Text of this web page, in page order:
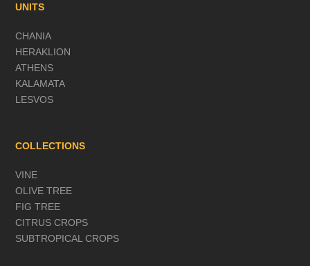
UNITS
CHANIA
HERAKLION
ATHENS
KALAMATA
LESVOS
COLLECTIONS
VINE
OLIVE TREE
FIG TREE
CITRUS CROPS
SUBTROPICAL CROPS